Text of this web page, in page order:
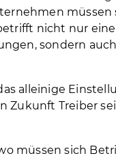
müssen
nicht nur
sondern
alleinige
Zukunft Treiber
müssen sich